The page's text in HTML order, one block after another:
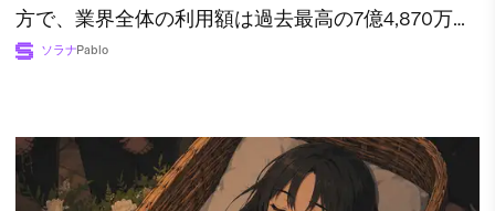
方で、業界全体の利用額は過去最高の7億4,870万ド
ルに達した。
ソラナPablo